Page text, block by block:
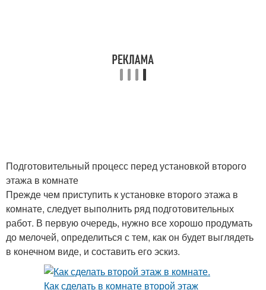
Подготовительный процесс перед установкой второго
этажа в комнате
Прежде чем приступить к установке второго этажа в
комнате, следует выполнить ряд подготовительных
работ. В первую очередь, нужно все хорошо продумать
до мелочей, определиться с тем, как он будет выглядеть
в конечном виде, и составить его эскиз.